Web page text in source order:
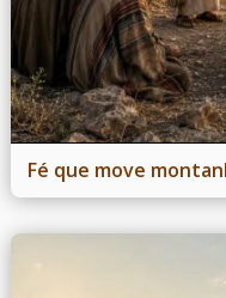
Fé que move